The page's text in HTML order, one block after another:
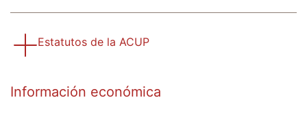
Estatutos de la ACUP
Información económica